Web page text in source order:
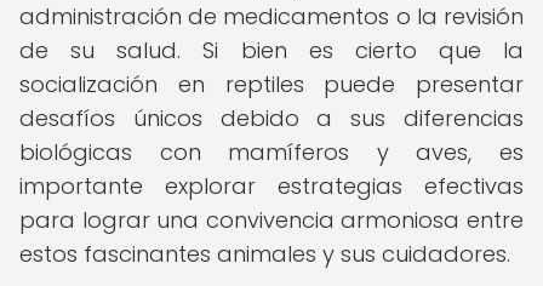
administración de medicamentos o la revisión
de su salud. Si bien es cierto que la
socialización en reptiles puede presentar
desafíos únicos debido a sus diferencias
biológicas con mamíferos y aves, es
importante explorar estrategias efectivas
para lograr una convivencia armoniosa entre
estos fascinantes animales y sus cuidadores.